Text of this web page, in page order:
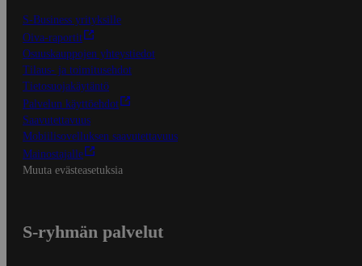
S-Business yrityksille
Oiva-raportit
Osuuskauppojen yhteystiedot
Tilaus- ja toimitusehdot
Tietosuojakäytäntö
Palvelun käyttöehdot
Saavutettavuus
Mobiilisovelluksen saavutettavuus
Mainostajalle
Muuta evästeasetuksia
S-ryhmän palvelut